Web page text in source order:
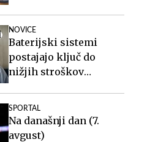
NOVICE
Baterijski sistemi
postajajo ključ do
nižjih stroškov
SPORTAL
Na današnji dan (7.
avgust)